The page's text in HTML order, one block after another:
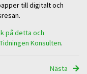
till digitalt och
på detta och
Tidningen Konsulten.
Nästa